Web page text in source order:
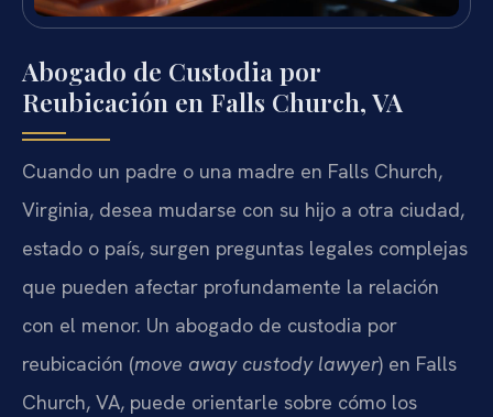
Abogado de Custodia por
Reubicación en Falls Church, VA
Cuando un padre o una madre en Falls Church,
Virginia, desea mudarse con su hijo a otra ciudad,
estado o país, surgen preguntas legales complejas
que pueden afectar profundamente la relación
con el menor. Un abogado de custodia por
reubicación (move away custody lawyer) en Falls
Church, VA, puede orientarle sobre cómo los